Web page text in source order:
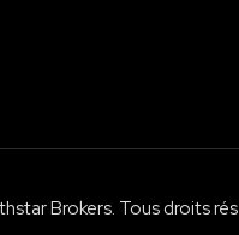
Brokers. Tous droits